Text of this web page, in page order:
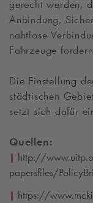
gerecht werden,
Anbindung,
nahtlose
Fahrzeuge
Die Einstellung
städtischen
setzt sich dafür
Quellen:
| http://
papersfiles/
| https://